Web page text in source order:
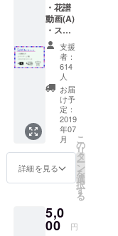
・花譜
動画(A)
・ス
テッ
カー(A)
3種 ・
オリジ
ナルT
シャツ
支援
者：
614
人
お届
け予
定：
2019
年07
月
詳細を見る
こ
の
リ
タ
ー
ン
を
選
択
す
る
5,0
00 円